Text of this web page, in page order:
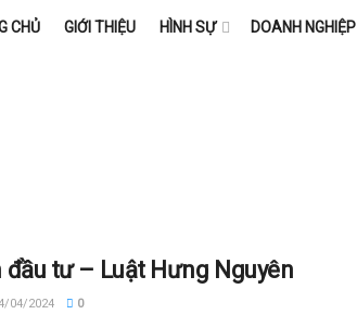
CHỦ GIỚI THIỆU HÌNH SỰ DOANH NGHIỆP
đầu tư – Luật Hưng Nguyên
04/2024 0